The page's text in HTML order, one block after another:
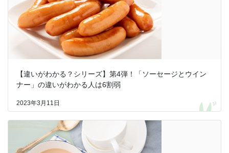
【違いがわかる？シリーズ】第4弾！「ソーセージとウイン
ナー」の違いがわかる人は6割弱
2023年3月11日